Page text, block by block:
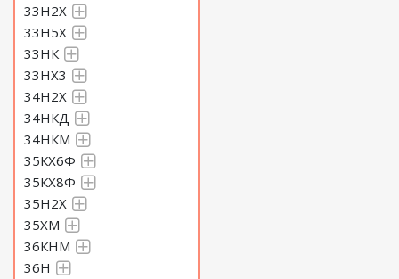
33Н2Х
33Н5Х
33НК
33НХ3
34Н2Х
34НКД
34НКМ
35КХ6Ф
35КХ8Ф
35Н2Х
35ХМ
36КНМ
36Н